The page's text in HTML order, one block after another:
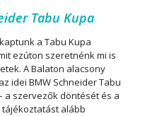
Tabu Kupa
a Tabu Kupa
ezúton szeretnénk mi is
A Balaton alacsony
idei BMW Schneider Tabu
a szervezők döntését és a
alább